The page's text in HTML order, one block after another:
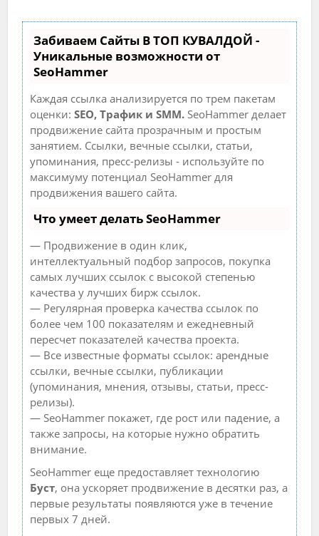
Забиваем Сайты В ТОП КУВАЛДОЙ -
Уникальные возможности от
SeoHammer
Каждая ссылка анализируется по трем пакетам
оценки:SEO, Трафик и SMM. SeoHammer делает
продвижение сайта прозрачным и простым
занятием. Ссылки, вечные ссылки, статьи,
упоминания, пресс-релизы - используйте по
максимуму потенциал SeoHammer для
продвижения вашего сайта.
Что умеет делать SeoHammer
— Продвижение в один клик,
интеллектуальный подбор запросов, покупка
самых лучших ссылок с высокой степенью
качества у лучших бирж ссылок.
— Регулярная проверка качества ссылок по
более чем 100 показателям и ежедневный
пересчет показателей качества проекта.
— Все известные форматы ссылок: арендные
ссылки, вечные ссылки, публикации
(упоминания, мнения, отзывы, статьи, пресс-
релизы).
— SeoHammer покажет, где рост или падение, а
также запросы, на которые нужно обратить
внимание.
SeoHammer еще предоставляет технологию
Буст, она ускоряет продвижение в десятки раз, а
первые результаты появляются уже в течение
первых 7 дней.